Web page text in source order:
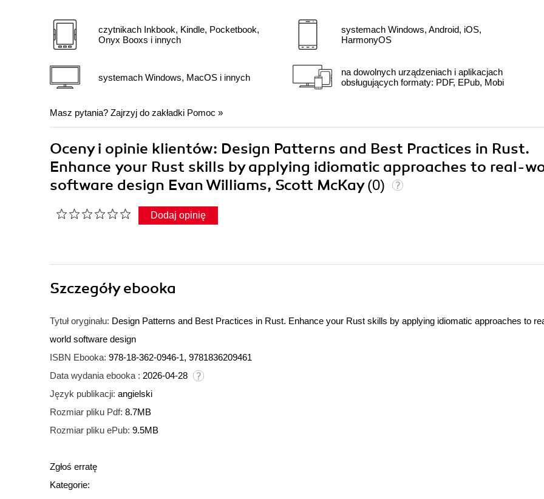
czytnikach Inkbook, Kindle, Pocketbook,
Onyx Booxs i innych
systemach Windows, MacOS i innych
systemach Windows, Android, iOS,
HarmonyOS
na dowolnych urządzeniach i aplikacjach
obsługujących formaty: PDF, EPub, Mobi
Masz pytania? Zajrzyj do zakładki Pomoc »
Oceny i opinie klientów: Design Patterns and Best Practices in Rust.
Enhance your Rust skills by applying idiomatic approaches to real-
software design Evan Williams, Scott McKay(0)
Dodaj opinię
Szczegółyebooka
Tytuł oryginału: Design Patterns and Best Practices in Rust. Enhance your Rust skills by applying idiomatic approaches to
world software design
ISBN Ebooka: 978-18-362-0946-1, 9781836209461
Data wydania ebooka : 2026-04-28
Język publikacji: angielski
Rozmiar pliku Pdf: 8.7MB
Rozmiar pliku ePub: 9.5MB
Zgłoś erratę
Kategorie: